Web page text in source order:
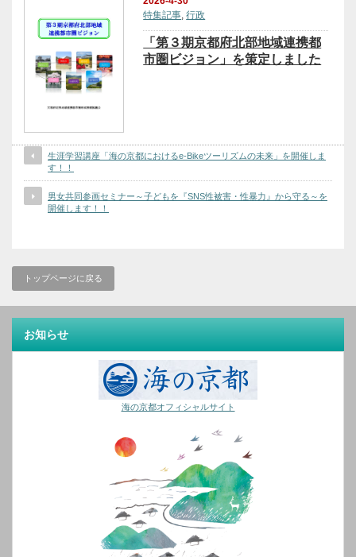
特集記事,行政
「第３期京都府北部地域連携都
市圏ビジョン」を策定しました
生涯学習講座「海の京都におけるe-Bikeツーリズムの未来」を開催しま
す！！
男女共同参画セミナー～子どもを『SNS性被害・性暴力』から守る～を
開催します！！
トップページに戻る
お知らせ
海の京都オフィシャルサイト